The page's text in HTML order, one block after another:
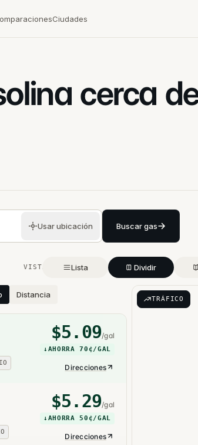
Ciudades
cerca
Usar ubicación Buscar gas
VISTA Lista Dividir
Distancia
$5.09/gal
↓ AHORRA 70¢/GAL
Direcciones
$5.29/gal
↓ AHORRA 50¢/GAL
Direcciones
TRÁFICO